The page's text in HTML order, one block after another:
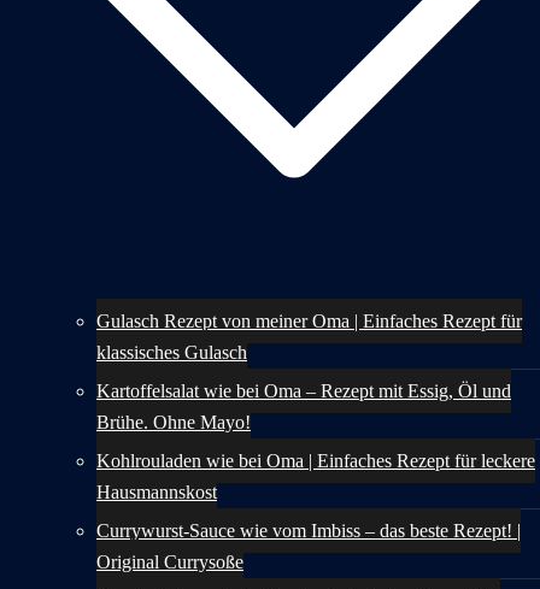
Gulasch Rezept von meiner Oma | Einfaches Rezept für
klassisches Gulasch
Kartoffelsalat wie bei Oma – Rezept mit Essig, Öl und
Brühe. Ohne Mayo!
Kohlrouladen wie bei Oma | Einfaches Rezept für leckere
Hausmannskost
Currywurst-Sauce wie vom Imbiss – das beste Rezept! |
Original Currysoße